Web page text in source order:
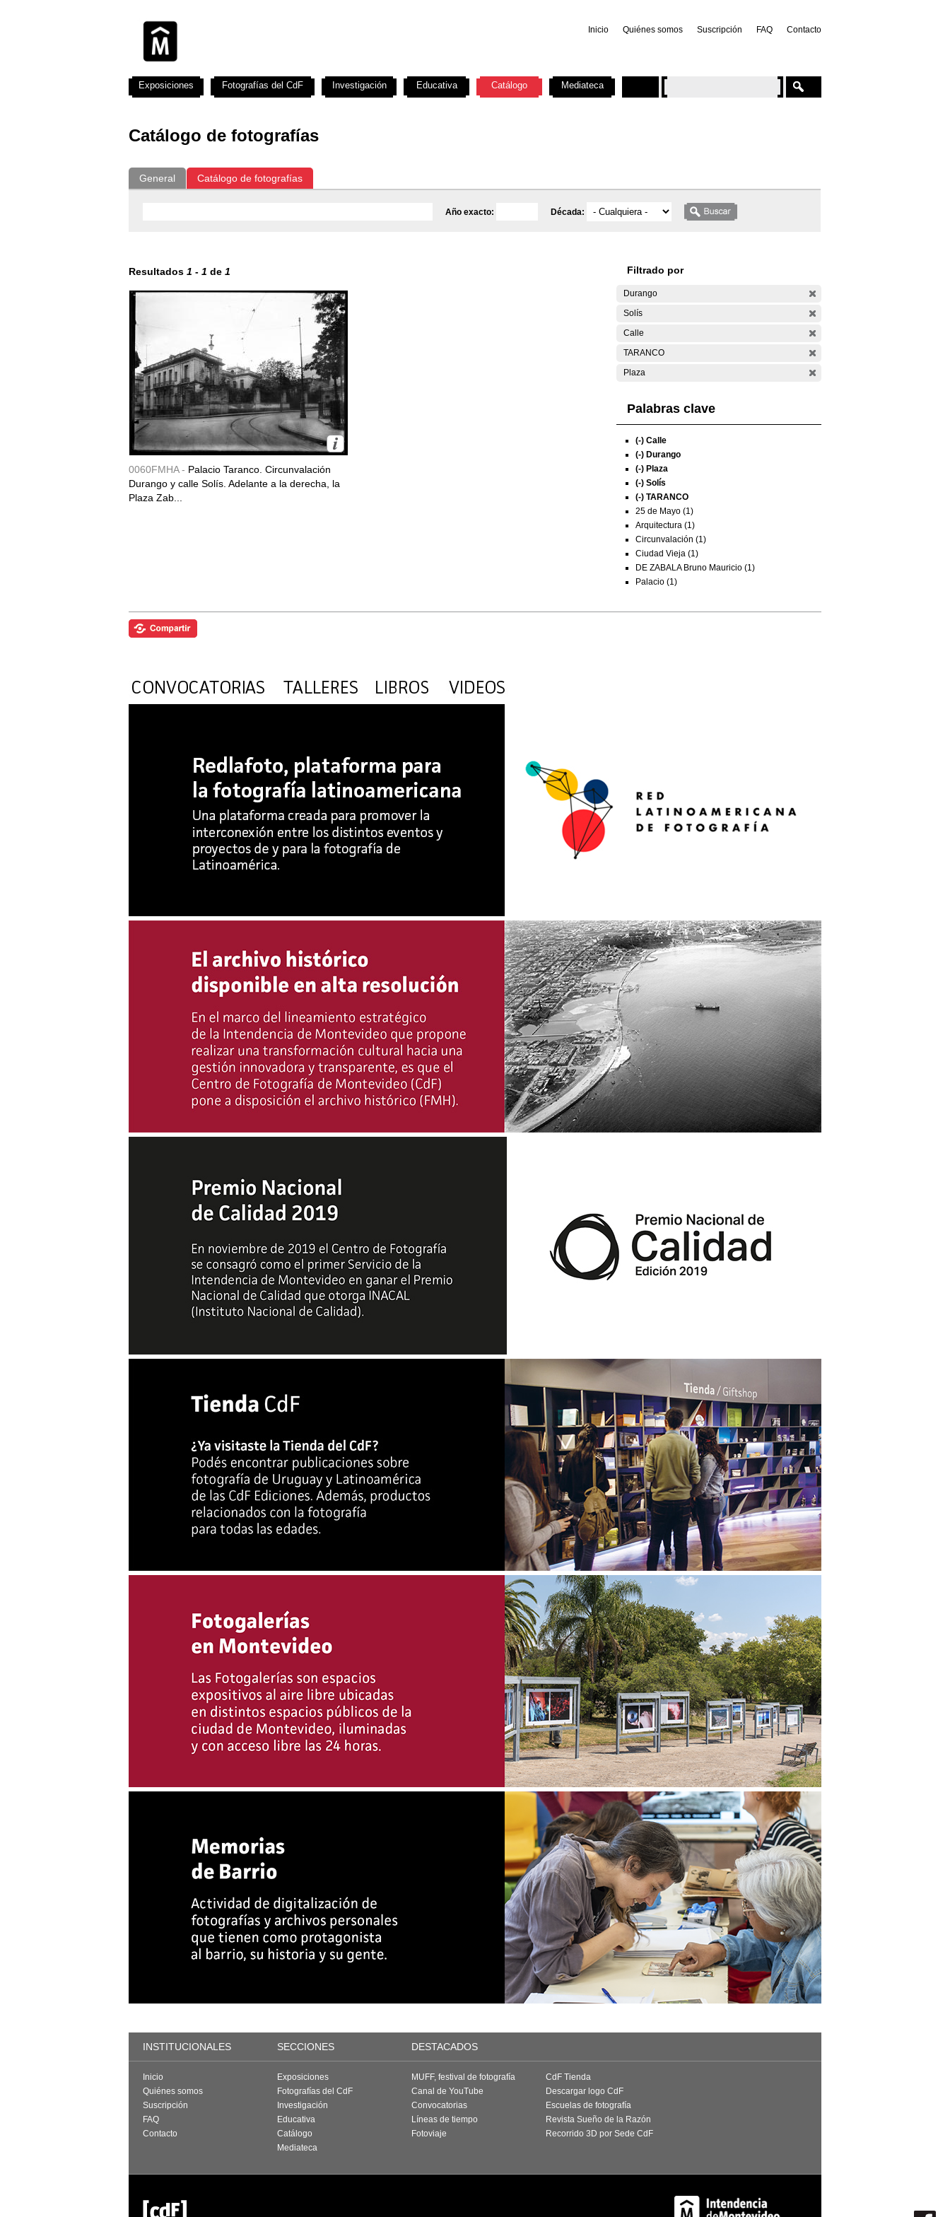
Inicio Quiénes somos Suscripción FAQ Contacto
Catálogo de fotografías
General Catálogo de fotografías
Año exacto: Década:
Resultados 1 - 1 de 1
0060FMHA - Palacio Taranco. Circunvalación
Durango y calle Solís. Adelante a la derecha, la
Plaza Zab...
Filtrado por
Durango
Solís
Calle
TARANCO
Plaza
Palabras clave
(-) Calle
(-) Durango
(-) Plaza
(-) Solís
(-) TARANCO
25 de Mayo (1)
Arquitectura (1)
Circunvalación (1)
Ciudad Vieja (1)
DE ZABALA Bruno Mauricio (1)
Palacio (1)
Exposiciones Fotografías del CdF Investigación Educativa Catálogo Mediateca
INSTITUCIONALES SECCIONES DESTACADOS
Inicio
Quiénes somos
Suscripción
FAQ
Contacto
Exposiciones
Fotografías del CdF
Investigación
Educativa
Catálogo
Mediateca
MUFF, festival de fotografía
Canal de YouTube
Convocatorias
Líneas de tiempo
Fotoviaje
CdF Tienda
Descargar logo CdF
Escuelas de fotografía
Revista Sueño de la Razón
Recorrido 3D por Sede CdF